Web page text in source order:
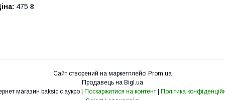
475 ₴
Сайт створений на маркетплейсі Prom.ua
Продавець на Bigl.ua
Поскаржитися на контент
Політика